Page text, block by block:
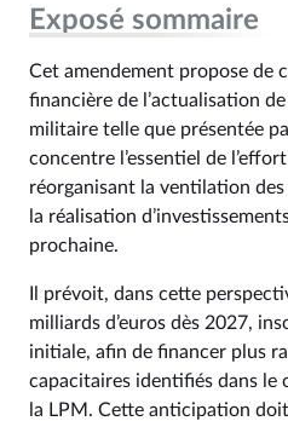
Exposé sommaire
Cet amendement propose de
financière de l’actualisation
militaire telle que présentée
concentre l’essentiel de
réorganisant la ventilation
la réalisation
prochaine.
Il prévoit, dans cette
milliards d’euros dès 2027,
initiale, afin de financer plus
capacitaires identifiés dans le
la LPM. Cette anticipation